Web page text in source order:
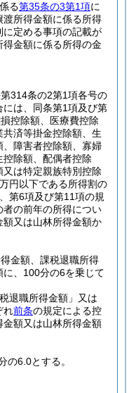
る第35条の3第1項に
所得金額に係る所得
定める事項の記載が
金額に係る所得の金
314条の2第1項各号の
は、同条第1項及び第
控除額、医療費控除
済等掛金控除額、生
障害者控除額、寡婦
除額、配偶者控除
は特定親族特別控除
円以下である所得割の
第6項及び第11項の規
の前年の所得につい
又は山林所得金額か
金額、課税退職所得
、100分の6を乗じて
退職所得金額」又は
れ前条の規定による控
額又は山林所得金額
の6.0とする。